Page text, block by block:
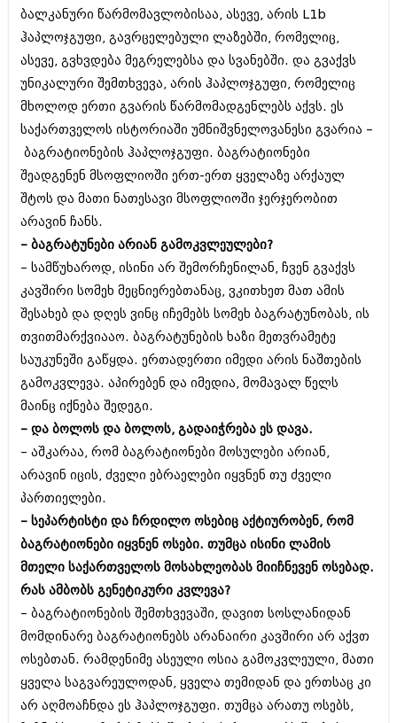
ბალკანური წარმომავლობისაა, ასევე, არის L1b
ჰაპლოჯგუფი, გავრცელებული ლაზებში, რომელიც,
ასევე, გვხვდება მეგრელებსა და სვანებში. და გვაქვს
უნიკალური შემთხვევა, არის ჰაპლოჯგუფი, რომელიც
მხოლოდ ერთი გვარის წარმომადგენლებს აქვს. ეს
საქართველოს ისტორიაში უმნიშვნელოვანესი გვარია –
ბაგრატიონების ჰაპლოჯგუფი. ბაგრატიონები
შეადგენენ მსოფლიოში ერთ-ერთ ყველაზე არქაულ
შტოს და მათი ნათესავი მსოფლიოში ჯერჯერობით
არავინ ჩანს.
– ბაგრატუნები არიან გამოკვლეულები?
– სამწუხაროდ, ისინი არ შემორჩენილან, ჩვენ გვაქვს
კავშირი სომეხ მეცნიერებთანაც, ვკითხეთ მათ ამის
შესახებ და დღეს ვინც იჩემებს სომეხ ბაგრატუნობას, ის
თვითმარქვიააო. ბაგრატუნების ხაზი მეთვრამეტე
საუკუნეში გაწყდა. ერთადერთი იმედი არის ნაშთების
გამოკვლევა. აპირებენ და იმედია, მომავალ წელს
მაინც იქნება შედეგი.
– და ბოლოს და ბოლოს, გადაიჭრება ეს დავა.
– აშკარაა, რომ ბაგრატიონები მოსულები არიან,
არავინ იცის, ძველი ებრაელები იყვნენ თუ ძველი
პართიელები.
– სეპარტისტი და ჩრდილო ოსებიც აქტიურობენ, რომ
ბაგრატიონები იყვნენ ოსები. თუმცა ისინი ლამის
მთელი საქართველოს მოსახლეობას მიიჩნევენ ოსებად.
რას ამბობს გენეტიკური კვლევა?
– ბაგრატიონების შემთხვევაში, დავით სოსლანიდან
მომდინარე ბაგრატიონებს არანაირი კავშირი არ აქვთ
ოსებთან. რამდენიმე ასეული ოსია გამოკვლეული, მათი
ყველა საგვარეულოდან, ყველა თემიდან და ერთსაც კი
არ აღმოაჩნდა ეს ჰაპლოჯგუფი. თუმცა არათუ ოსებს,